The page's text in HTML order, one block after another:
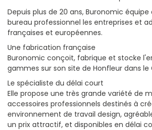
Depuis plus de 20 ans, Buronomic
bureau professionnel les entreprises et
françaises et européennes.
Une fabrication française
Buronomic conçoit, fabrique et stocke
gammes sur son site de Honfleur dans le
Le spécialiste du délai court
Elle propose une très grande variété de
accessoires professionnels destinés à
environnement de travail design,
un prix attractif, et disponibles en délai